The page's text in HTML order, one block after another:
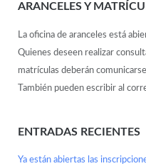
ARANCELES Y
La oficina de aranceles está
Quienes deseen realizar
matrículas deberán
También pueden escribir al
ENTRADAS RECIENTES
Ya están abiertas las